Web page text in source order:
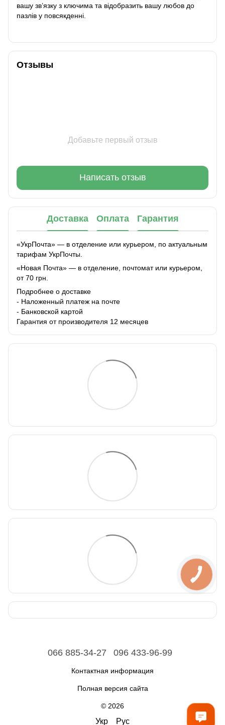
вашу зв’язку з ключима та відобразить вашу любов до
пазлів у повсякденні.
Отзывы
Добавьте первый отзыв
Написать отзыв
Доставка Оплата Гарантия
«УкрПочта» — в отделение или курьером, по актуальным
тарифам УкрПочты.
«Новая Почта» — в отделение, почтомат или курьером,
от 70 грн.
Подробнее о доставке
- Наложенный платеж на почте
- Банковской картой
Гарантия от производителя 12 месяцев
066 885-34-27 096 433-96-99
Контактная информация
Полная версия сайта
© 2026
Укр Рус